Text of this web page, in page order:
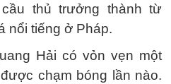
cầu thủ trưởng thành từ
nổi tiếng ở Pháp.
Hải có vỏn vẹn một
chạm bóng lần nào.